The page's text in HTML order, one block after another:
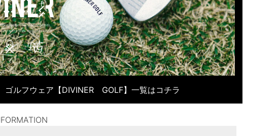
ゴルフウェア【DIVINER GOLF】一覧はコチラ